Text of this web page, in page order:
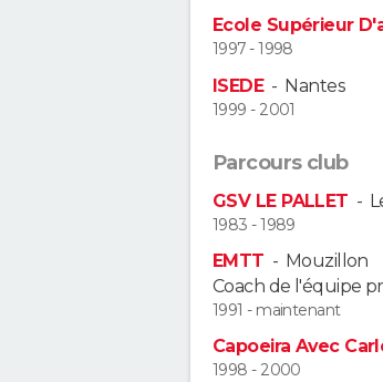
Ecole Supérieur
1997 - 1998
ISEDE- Nantes
1999 - 2001
Parcours club
GSV LE PALLET -
1983 - 1989
EMTT - Mouzillon
Coach de l'équipe
1991 - maintenant
Capoeira Avec
1998 - 2000